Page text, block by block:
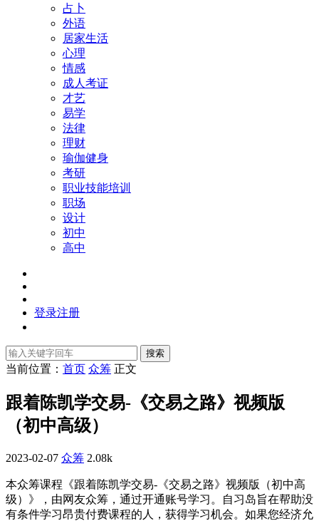
占卜
外语
居家生活
心理
情感
成人考证
才艺
易学
法律
理财
瑜伽健身
考研
职业技能培训
职场
设计
初中
高中
登录注册
搜索
当前位置： 首页 众筹 正文
跟着陈凯学交易-《交易之路》视频版
（初中高级）
2023-02-07 众筹 2.08k
本众筹课程《跟着陈凯学交易-《交易之路》视频版（初中高
级）》，由网友众筹，通过开通账号学习。自习岛旨在帮助没
有条件学习昂贵付费课程的人，获得学习机会。如果您经济允